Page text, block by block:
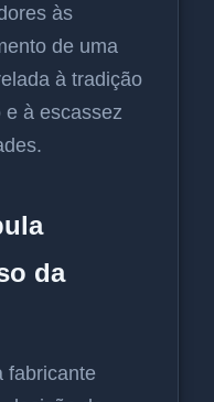
às
de uma
à tradição
à escassez
da
fabricante